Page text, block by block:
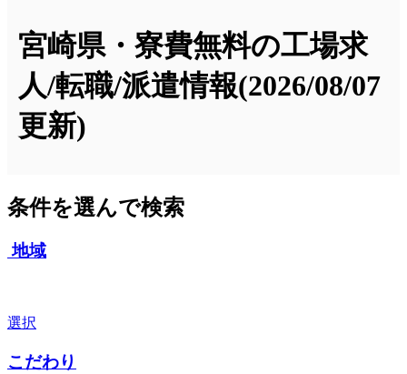
宮崎県・寮費無料の工場求
人/転職/派遣情報(2026/08/07
更新)
条件を選んで検索
地域
選択
こだわり